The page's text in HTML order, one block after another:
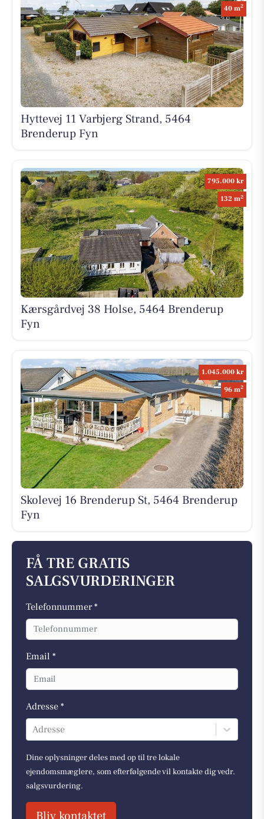
40 m2
Hyttevej 11 Varbjerg Strand, 5464
Brenderup Fyn
795.000 kr
132 m2
Kærsgårdvej 38 Holse, 5464 Brenderup
Fyn
1.045.000 kr
96 m2
Skolevej 16 Brenderup St, 5464 Brenderup
Fyn
FÅ TRE GRATIS
SALGSVURDERINGER
Telefonnummer *
Email *
Adresse *
Adresse
Dine oplysninger deles med op til tre lokale
ejendomsmæglere, som efterfølgende vil kontakte dig vedr.
salgsvurdering.
Bliv kontaktet